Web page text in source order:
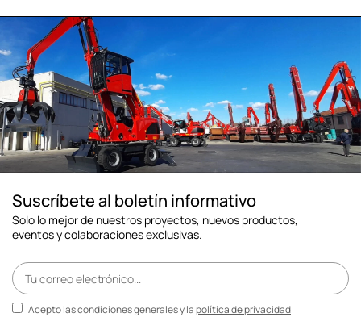
Suscríbete al boletín informativo
Solo lo mejor de nuestros proyectos, nuevos productos,
eventos y colaboraciones exclusivas.
Acepto las condiciones generales y lapolítica de privacidad